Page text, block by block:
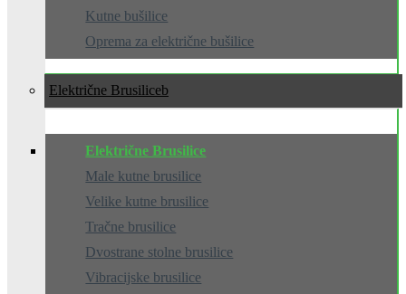
Kutne bušilice
Oprema za električne bušilice
Električne Brusilice
Električne Brusilice
Male kutne brusilice
Velike kutne brusilice
Tračne brusilice
Dvostrane stolne brusilice
Vibracijske brusilice